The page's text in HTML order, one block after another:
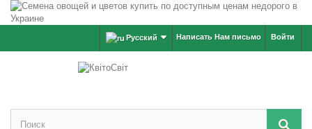
Войти
Написать Нам письмо
Русский